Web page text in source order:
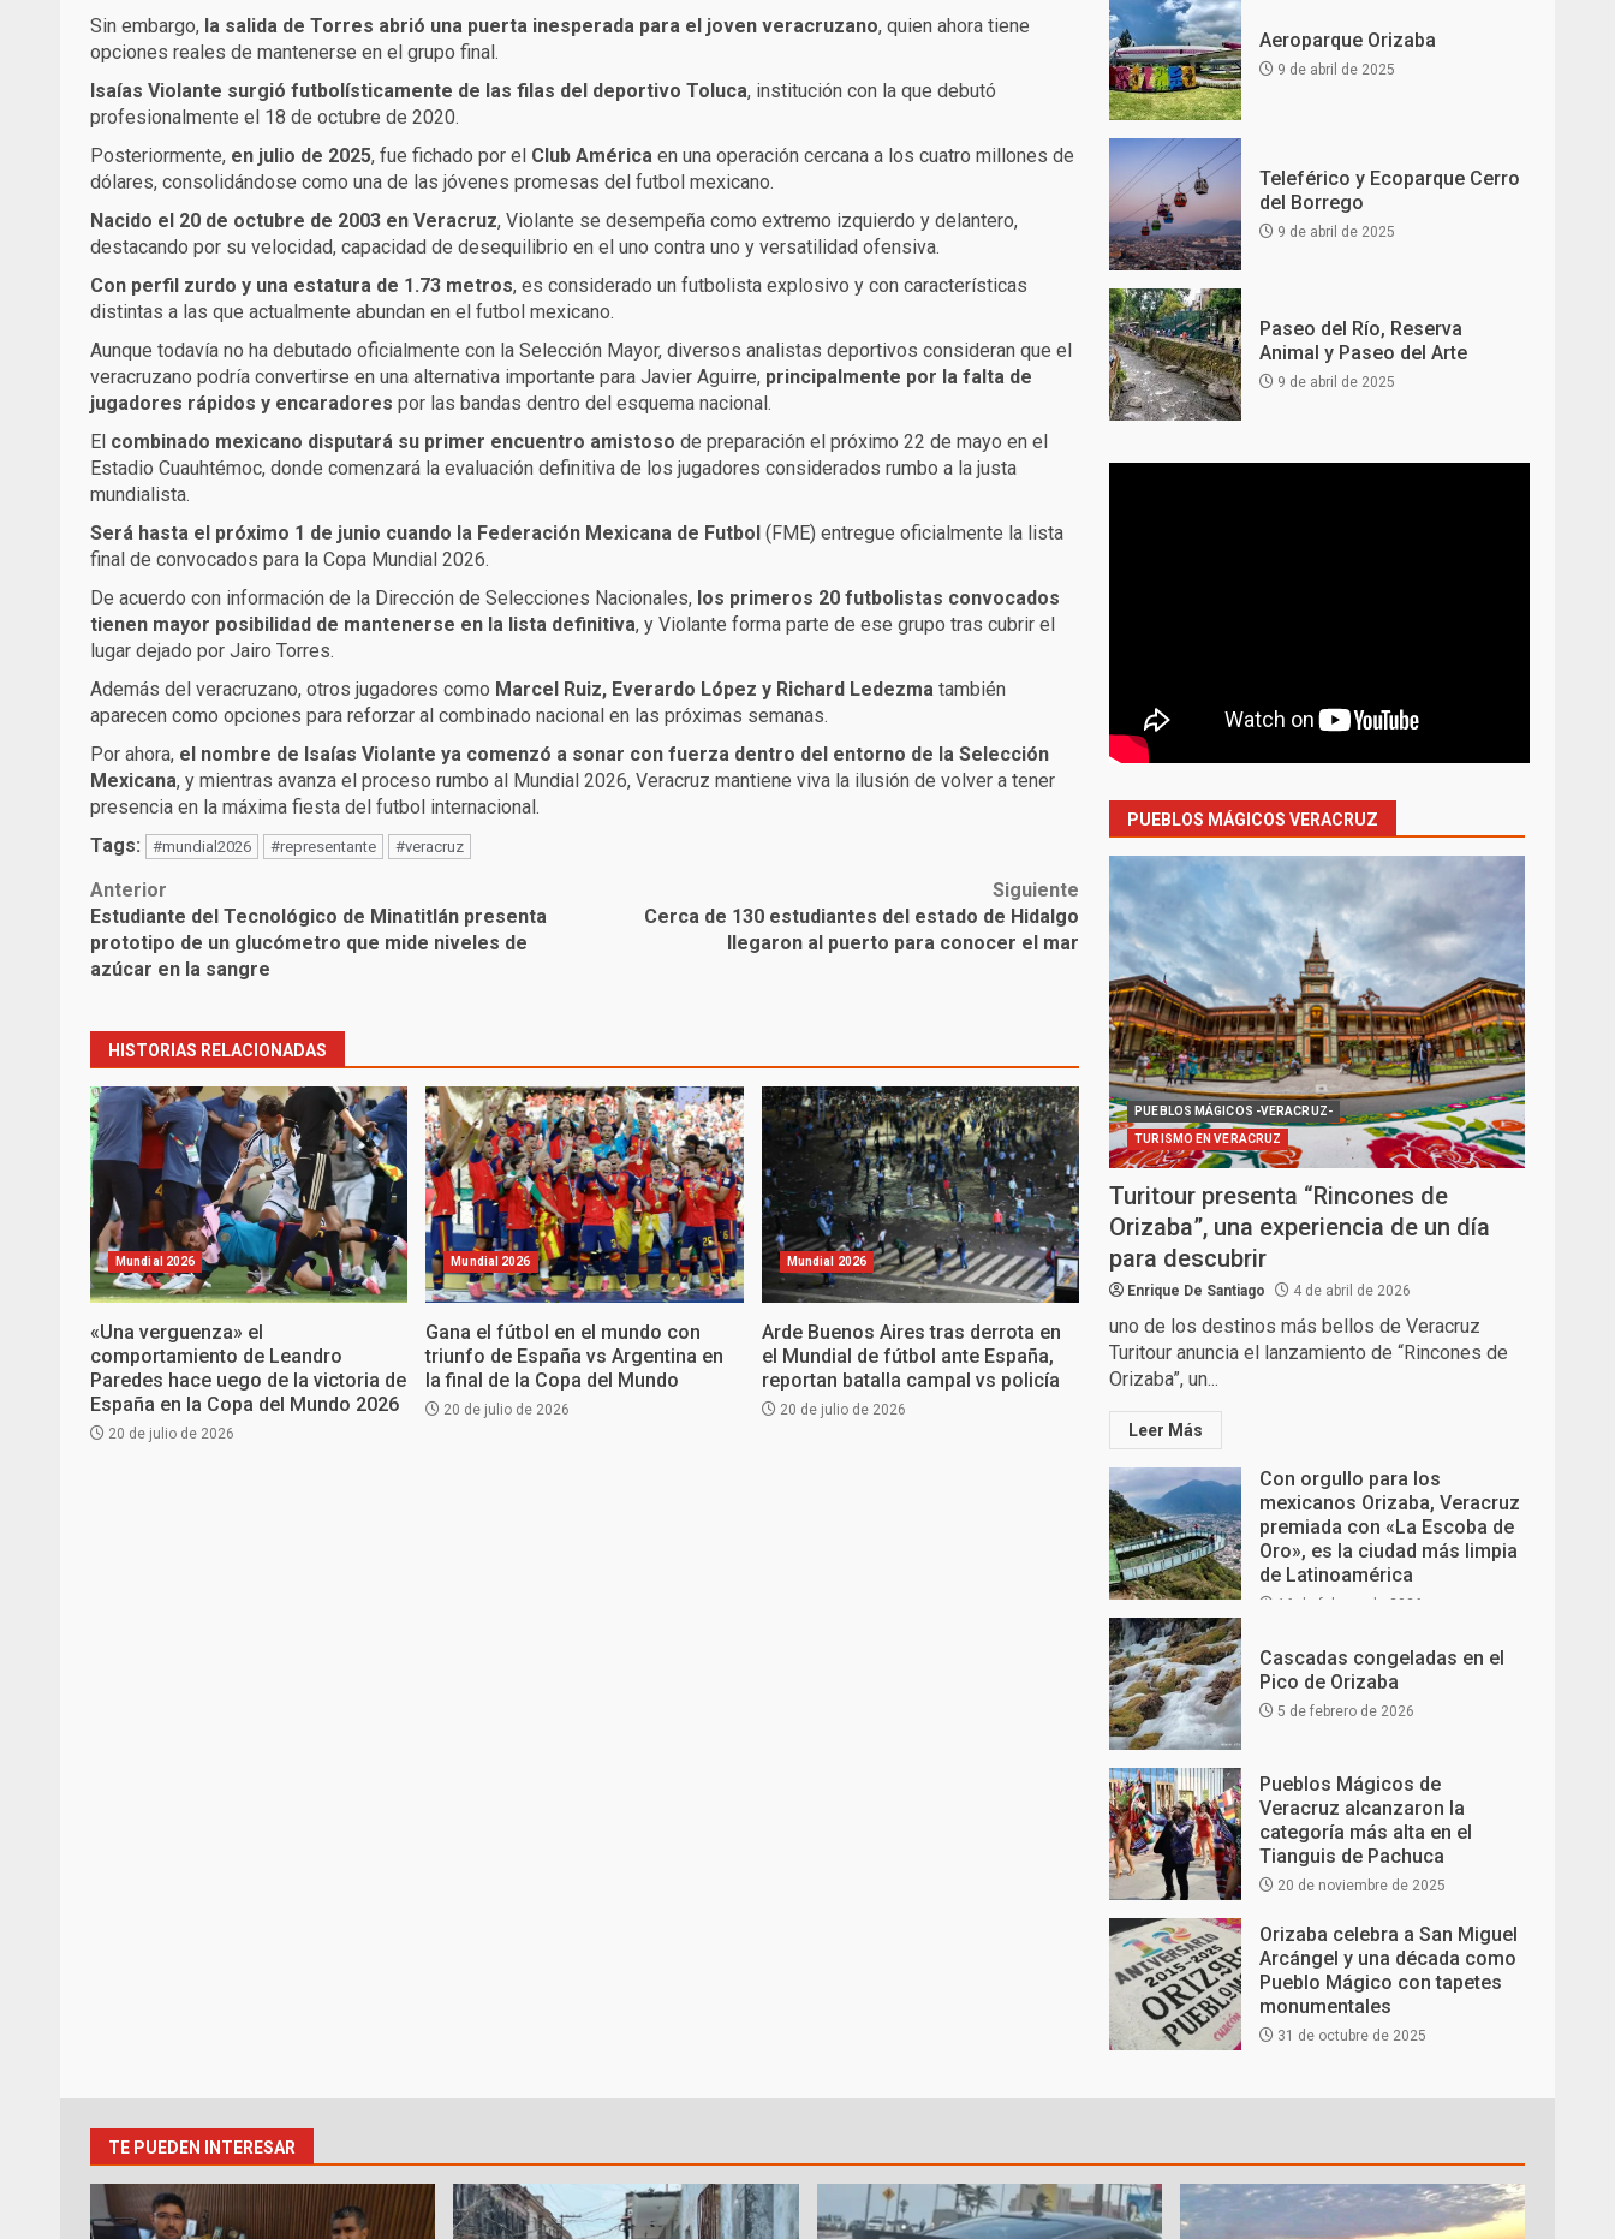
Sin embargo, la salida de Torres abrió una puerta inesperada para el joven veracruzano, quien ahora tiene
opciones reales de mantenerse en el grupo final.
Isaías Violante surgió futbolísticamente de las filas del deportivo Toluca, institución con la que debutó
profesionalmente el 18 de octubre de 2020.
Posteriormente, en julio de 2025, fue fichado por el Club América en una operación cercana a los cuatro millones de
dólares, consolidándose como una de las jóvenes promesas del futbol mexicano.
Nacido el 20 de octubre de 2003 en Veracruz, Violante se desempeña como extremo izquierdo y delantero,
destacando por su velocidad, capacidad de desequilibrio en el uno contra uno y versatilidad ofensiva.
Con perfil zurdo y una estatura de 1.73 metros, es considerado un futbolista explosivo y con características
distintas a las que actualmente abundan en el futbol mexicano.
Aunque todavía no ha debutado oficialmente con la Selección Mayor, diversos analistas deportivos consideran que el
veracruzano podría convertirse en una alternativa importante para Javier Aguirre, principalmente por la falta de
jugadores rápidos y encaradores por las bandas dentro del esquema nacional.
El combinado mexicano disputará su primer encuentro amistoso de preparación el próximo 22 de mayo en el
Estadio Cuauhtémoc, donde comenzará la evaluación definitiva de los jugadores considerados rumbo a la justa
mundialista.
Será hasta el próximo 1 de junio cuando la Federación Mexicana de Futbol (FME) entregue oficialmente la lista
final de convocados para la Copa Mundial 2026.
De acuerdo con información de la Dirección de Selecciones Nacionales, los primeros 20 futbolistas convocados
tienen mayor posibilidad de mantenerse en la lista definitiva, y Violante forma parte de ese grupo tras cubrir el
lugar dejado por Jairo Torres.
Además del veracruzano, otros jugadores como Marcel Ruiz, Everardo López y Richard Ledezma también
aparecen como opciones para reforzar al combinado nacional en las próximas semanas.
Por ahora, el nombre de Isaías Violante ya comenzó a sonar con fuerza dentro del entorno de la Selección
Mexicana, y mientras avanza el proceso rumbo al Mundial 2026, Veracruz mantiene viva la ilusión de volver a tener
presencia en la máxima fiesta del futbol internacional.
Tags:
#mundial2026 #representante #veracruz
Post
navigation
Anterior
Estudiante del Tecnológico de Minatitlán presenta
prototipo de un glucómetro que mide niveles de
azúcar en la sangre
Siguiente
Cerca de 130 estudiantes del estado de Hidalgo
llegaron al puerto para conocer el mar
HISTORIAS RELACIONADAS
Mundial 2026
«Una verguenza» el
comportamiento de Leandro
Paredes hace uego de la victoria de
España en la Copa del Mundo 2026
20 de julio de 2026
Mundial 2026
Gana el fútbol en el mundo con
triunfo de España vs Argentina en
la final de la Copa del Mundo
20 de julio de 2026
Mundial 2026
Arde Buenos Aires tras derrota en
el Mundial de fútbol ante España,
reportan batalla campal vs policía
20 de julio de 2026
Aeroparque Orizaba
9 de abril de 2025
Teleférico y Ecoparque Cerro
del Borrego
9 de abril de 2025
Paseo del Río, Reserva
Animal y Paseo del Arte
9 de abril de 2025
PUEBLOS MÁGICOS VERACRUZ
PUEBLOS MÁGICOS -VERACRUZ-
TURISMO EN VERACRUZ
Turitour presenta “Rincones de
Orizaba”, una experiencia de un día
para descubrir
Enrique De Santiago 4 de abril de 2026
uno de los destinos más bellos de Veracruz
Turitour anuncia el lanzamiento de “Rincones de
Orizaba”, un...
Leer Más
Con orgullo para los
mexicanos Orizaba, Veracruz
premiada con «La Escoba de
Oro», es la ciudad más limpia
de Latinoamérica
16 de febrero de 2026
Cascadas congeladas en el
Pico de Orizaba
5 de febrero de 2026
Pueblos Mágicos de
Veracruz alcanzaron la
categoría más alta en el
Tianguis de Pachuca
20 de noviembre de 2025
Orizaba celebra a San Miguel
Arcángel y una década como
Pueblo Mágico con tapetes
monumentales
31 de octubre de 2025
TE PUEDEN INTERESAR